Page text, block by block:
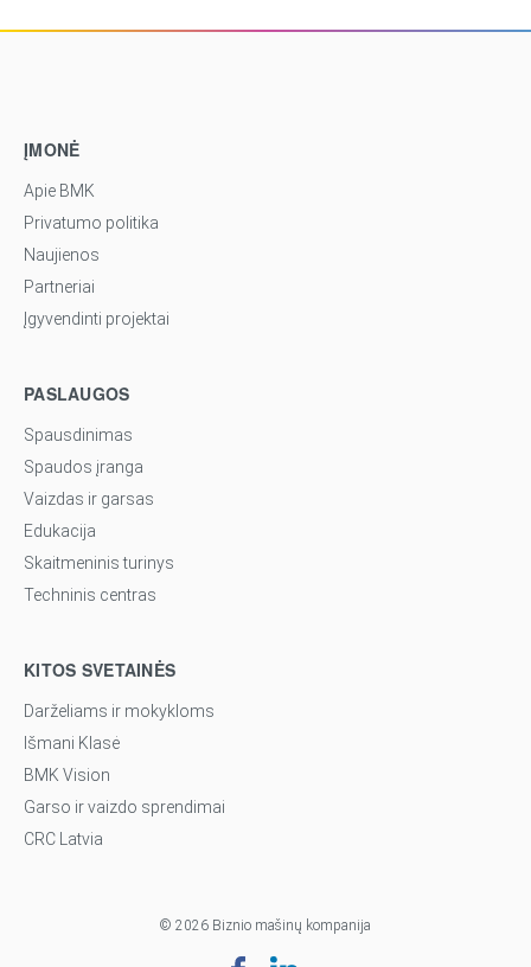
ĮMONĖ
Apie BMK
Privatumo politika
Naujienos
Partneriai
Įgyvendinti projektai
PASLAUGOS
Spausdinimas
Spaudos įranga
Vaizdas ir garsas
Edukacija
Skaitmeninis turinys
Techninis centras
KITOS SVETAINĖS
Darželiams ir mokykloms
Išmani Klasė
BMK Vision
Garso ir vaizdo sprendimai
CRC Latvia
© 2026 Biznio mašinų kompanija